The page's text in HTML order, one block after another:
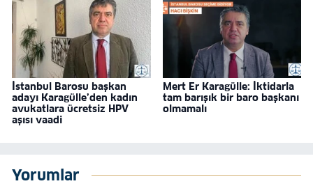
İstanbul Barosu başkan
adayı Karagülle’den kadın
avukatlara ücretsiz HPV
aşısı vaadi
Mert Er Karagülle: İktidarla
tam barışık bir baro başkanı
olmamalı
Yorumlar